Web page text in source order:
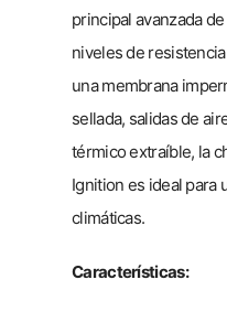
principal avanzada
niveles de
una membrana
sellada, salidas de
térmico extraíble, la
Ignition es ideal para
climáticas.
Características: